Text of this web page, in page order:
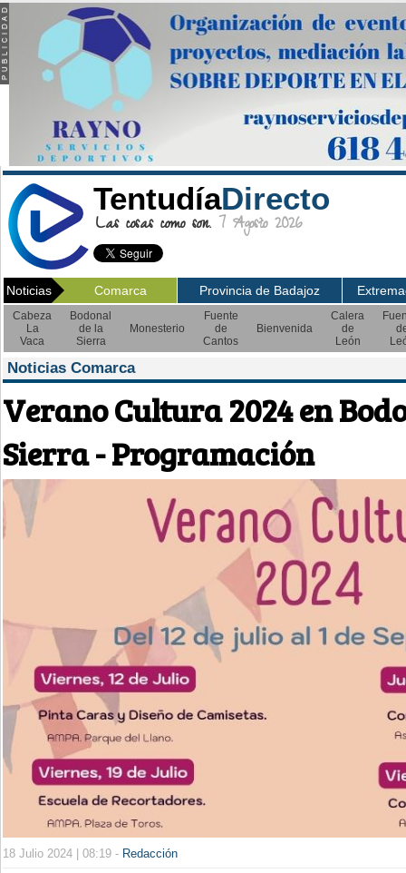
TentudíaDirecto
Las cosas como son. 7 Agosto 2026
Noticias Comarca Provincia de Badajoz
Cabeza
La
Vaca
Bodonal
de la
Sierra
Monesterio
Fuente
de
Cantos
Bienvenida
Calera
de
León
Noticias Comarca
Verano Cultura 2024 en
Sierra - Programación
18 Julio 2024 | 08:19 - Redacción